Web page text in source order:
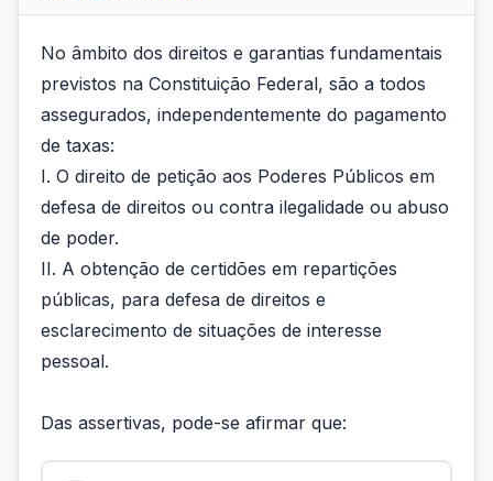
No âmbito dos direitos e garantias fundamentais
previstos na Constituição Federal, são a todos
assegurados, independentemente do pagamento
de taxas:
I. O direito de petição aos Poderes Públicos em
defesa de direitos ou contra ilegalidade ou abuso
de poder.
II. A obtenção de certidões em repartições
públicas, para defesa de direitos e
esclarecimento de situações de interesse
pessoal.
Das assertivas, pode-se afirmar que: